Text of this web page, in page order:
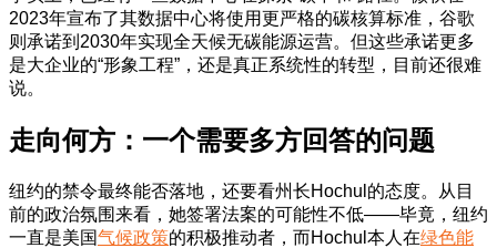
2023年宣布了其数据中心将使用更严格的碳核算标准，谷歌
则承诺到2030年实现全天候无碳能源运营。但这些承诺更多
是大企业的“形象工程”，还是真正系统性的转型，目前还很难
说。
走向何方：一个需要多方回答的问题
纽约的禁令最终能否落地，还要看州长Hochul的态度。从目
前的政治氛围来看，她签署法案的可能性不低——毕竟，纽约
一直是美国气候政策的积极推动者，而Hochul本人在绿色能